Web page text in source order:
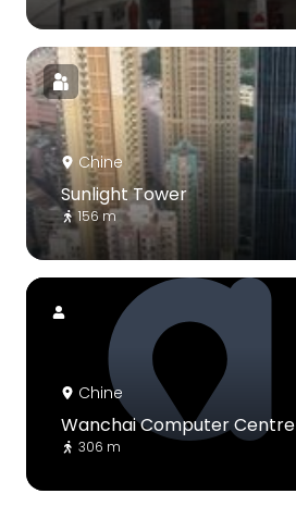
Chine
Sunlight Tower
156 m
Chine
Wanchai Computer Centre
306 m